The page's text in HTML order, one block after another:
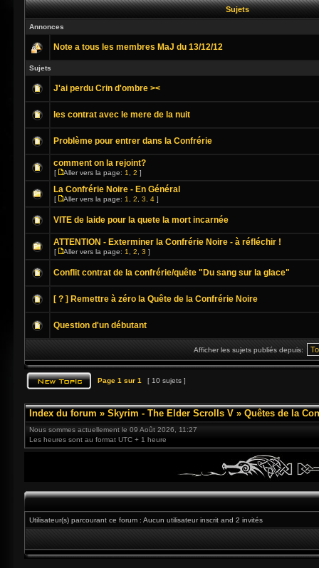
Sujets
Annonces
Note a tous les membres MaJ du 13/12/12
Sujets
J'ai perdu Crin d'ombre ><
les contrat avec le mere de la nuit
Problème pour entrer dans la Confrérie
comment on la rejoint?
[ Aller vers la page: 1 2 ]
La Confrérie Noire - En Général
[ Aller vers la page: 1 2 3 4 ]
VITE de laide pour la quete la mort incarnée
ATTENTION - Exterminer la Confrérie Noire - à réfléchir !
[ Aller vers la page: 1 2 3 ]
Conflit contrat de la confrérie/quête "Du sang sur la glace"
[ ? ] Remettre à zéro la Quête de la Confrérie Noire
Question d'un débutant
Afficher les sujets publiés depuis:
Page 1 sur 1 [ 10 sujets ]
Index du forum » Skyrim - The Elder Scrolls V » Quêtes de la
Nous sommes actuellement le 09 Août 2026, 11:27
Les heures sont au format UTC + 1 heure
Utilisateur(s) parcourant ce forum : Aucun utilisateur inscrit and 2 invités